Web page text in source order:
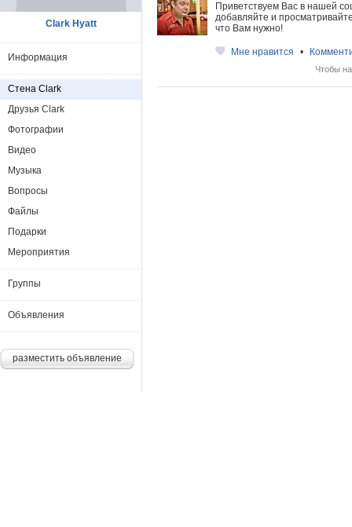
Приветствуем Вас в нашей
добавляйте и
что Вам нужно!
Мне нравится •
Чтобы
Clark Hyatt
Информация
Стена Clark
Друзья Clark
Фотографии
Видео
Музыка
Вопросы
Файлы
Подарки
Мероприятия
Группы
Объявления
разместить объявление